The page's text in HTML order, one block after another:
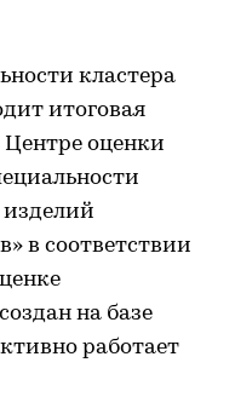
кластера
итоговая
оценки
изделий
в соответствии
на базе
работает